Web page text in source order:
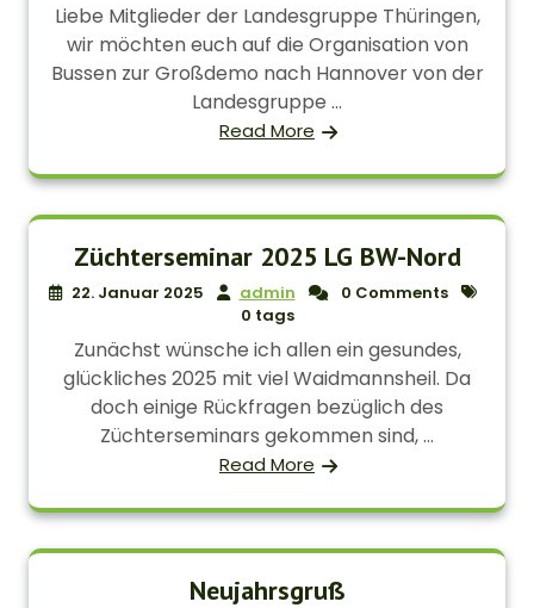
Liebe Mitglieder der Landesgruppe Thüringen,
wir möchten euch auf die Organisation von
Bussen zur Großdemo nach Hannover von der
Landesgruppe ...
Read More
Züchterseminar 2025 LG BW-Nord
22. Januar 2025 admin
0 Comments
0 tags
Zunächst wünsche ich allen ein gesundes,
glückliches 2025 mit viel Waidmannsheil. Da
doch einige Rückfragen bezüglich des
Züchterseminars gekommen sind, ...
Read More
Neujahrsgruß